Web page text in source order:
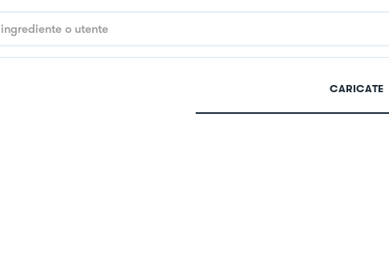
CARICATE